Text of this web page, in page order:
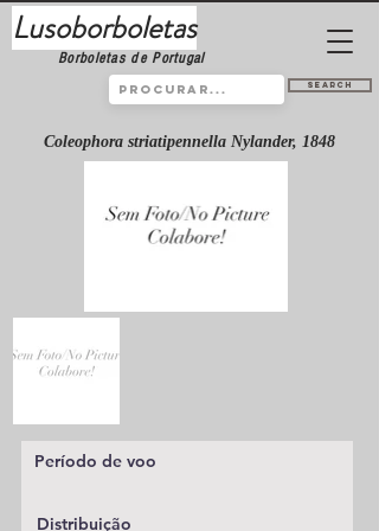
Lusoborboletas
Borboletas de Portugal
Search
Coleophora striatipennella Nylander, 1848
Período de voo
Distribuição